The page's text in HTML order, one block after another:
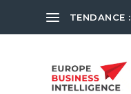
TENDANCE :